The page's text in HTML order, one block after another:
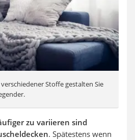
Stoffe gestalten Sie
zu variieren sind
. Spätestens wenn